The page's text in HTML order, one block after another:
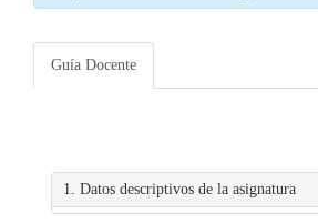
Guía Docente
1. Datos descriptivos de la asignatura